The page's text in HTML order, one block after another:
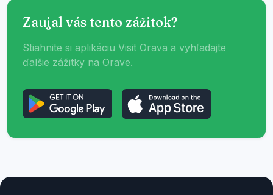
Zaujal vás tento zážitok?
Stiahnite si aplikáciu Visit Orava a vyhľadajte
ďalšie zážitky na Orave.